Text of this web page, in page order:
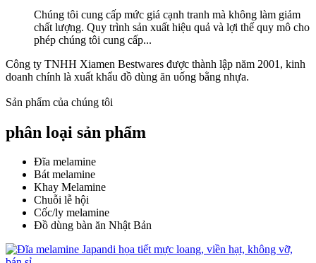
Chúng tôi cung cấp mức giá cạnh tranh mà không làm giảm
chất lượng. Quy trình sản xuất hiệu quả và lợi thế quy mô cho
phép chúng tôi cung cấp...
Công ty TNHH Xiamen Bestwares được thành lập năm 2001, kinh
doanh chính là xuất khẩu đồ dùng ăn uống bằng nhựa.
Sản phẩm của chúng tôi
phân loại sản phẩm
Đĩa melamine
Bát melamine
Khay Melamine
Chuỗi lễ hội
Cốc/ly melamine
Đồ dùng bàn ăn Nhật Bản